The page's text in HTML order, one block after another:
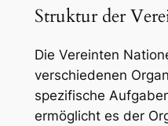
Struktur der
Die Vereinten
verschiedenen
spezifische
ermöglicht es der